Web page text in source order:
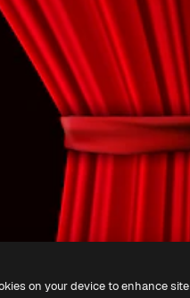
on your device to enhance site